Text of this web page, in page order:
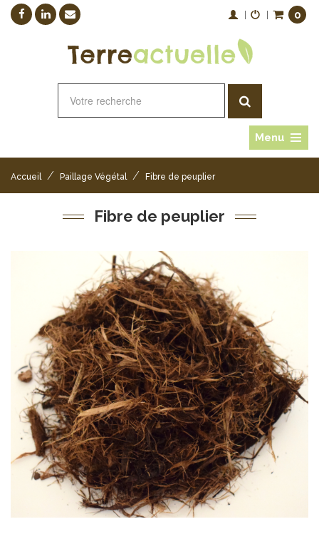
0
Menu
Accueil / Paillage Végétal / Fibre de peuplier
Fibre de peuplier